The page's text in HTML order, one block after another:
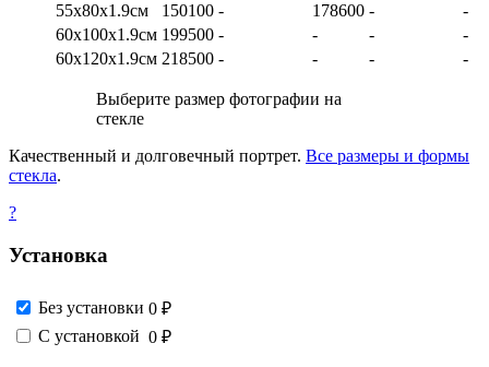
55х80х1.9см
150100 - 178600 -
-
60х100х1.9см 199500 - - -
-
60х120х1.9см 218500 - - - -
Выберите размер фотографии на
стекле
Качественный и долговечный портрет. Все размеры и формы
стекла.
?
Установка
Без установки 0 ₽
С установкой 0 ₽